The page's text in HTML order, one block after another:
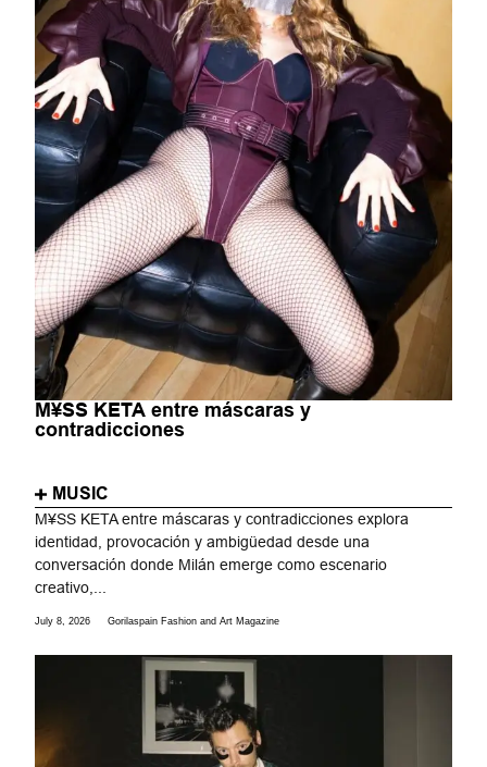
M¥SS KETA entre máscaras y
contradicciones
MUSIC
M¥SS KETA entre máscaras y contradicciones explora
identidad, provocación y ambigüedad desde una
conversación donde Milán emerge como escenario
creativo,...
July 8, 2026 Gorilaspain Fashion and Art Magazine